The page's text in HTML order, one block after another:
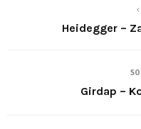
Heidegger –
Girdap –